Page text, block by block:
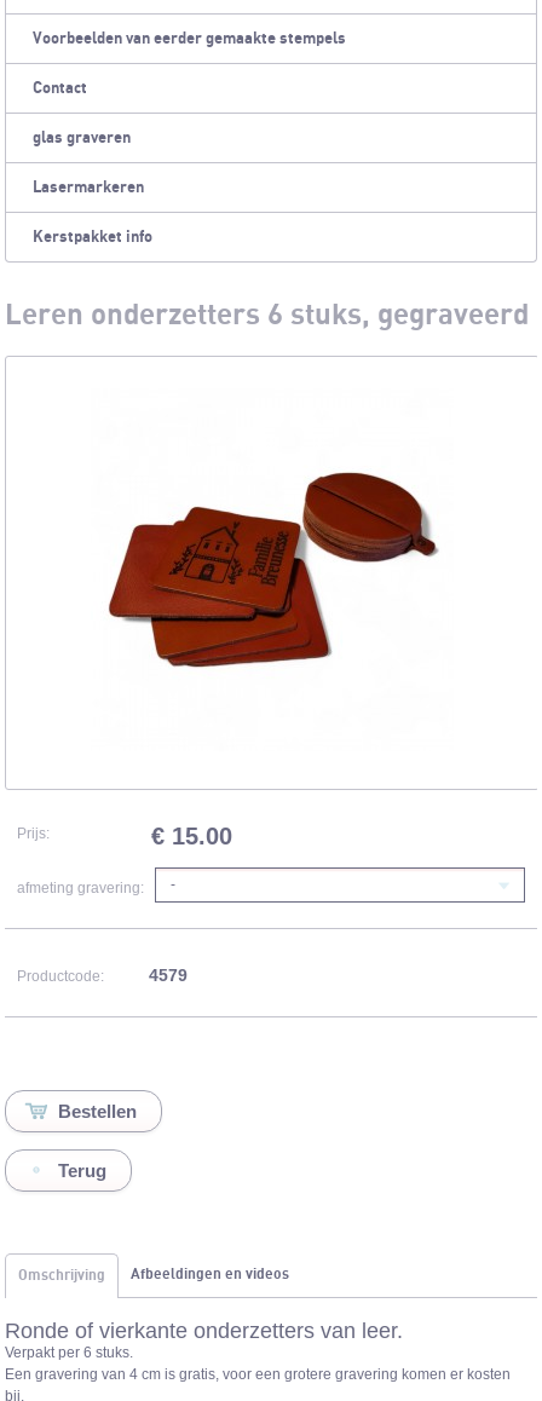
Voorbeelden van eerder gemaakte stempels
Contact
glas graveren
Lasermarkeren
Kerstpakket info
Leren onderzetters 6 stuks, gegraveerd
Prijs: € 15.00
afmeting gravering: -
Productcode: 4579
Terug
Omschrijving Afbeeldingen en videos
Ronde of vierkante onderzetters van leer.
Verpakt per 6 stuks.
Een gravering van 4 cm is gratis, voor een grotere gravering komen er kosten
bij.